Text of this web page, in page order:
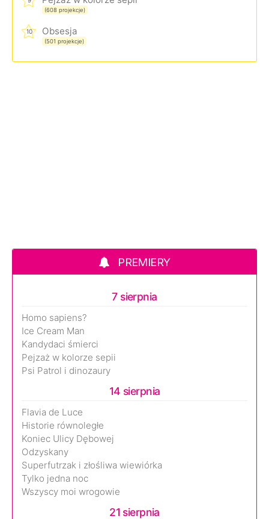
(608 projekcje)
10 Obsesja
(501 projekcje)
PREMIERY
7 sierpnia
Homo sapiens?
Ice Cream Man
Kandydaci śmierci
Pejzaż w kolorze sepii
Psi Patrol i dinozaury
14 sierpnia
Flavia de Luce
Historie równoległe
Koniec Ulicy Dębowej
Odzyskany
Superfutrzak i złośliwa wiewiórka
Tylko jedna noc
Wszyscy moi wrogowie
21 sierpnia